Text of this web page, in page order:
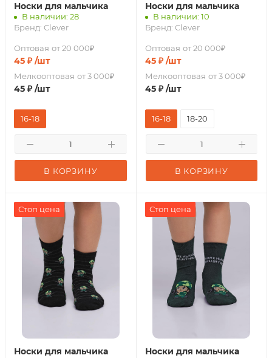
Носки для мальчика
В наличии: 28
Бренд: Clever
Оптовая от 20 000₽
45 ₽ /шт
Мелкооптовая от 3 000₽
45 ₽ /шт
В КОРЗИНУ
16-18
Носки для мальчика
В наличии: 10
Бренд: Clever
Оптовая от 20 000₽
45₽ /шт
Мелкооптовая от 3 000₽
45₽ /шт
В КОРЗИНУ
16-18 18-20
Стоп цена
Носки для мальчика
Стоп цена
Носки для мальчика